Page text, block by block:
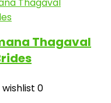
Thagaval
0